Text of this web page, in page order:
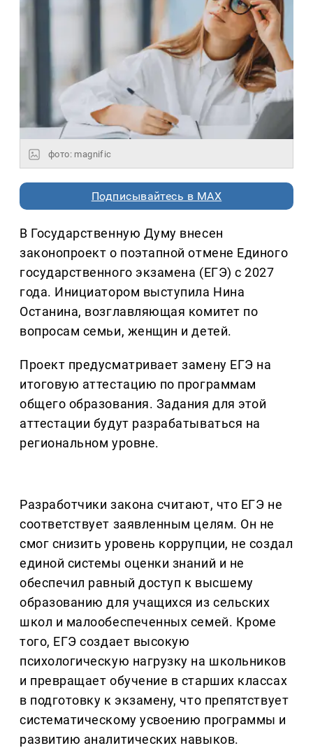
фото: magnific
Подписывайтесь в MAX
В Государственную Думу внесен
законопроект о поэтапной отмене Единого
государственного экзамена (ЕГЭ) с 2027
года. Инициатором выступила Нина
Останина, возглавляющая комитет по
вопросам семьи, женщин и детей.
Проект предусматривает замену ЕГЭ на
итоговую аттестацию по программам
общего образования. Задания для этой
аттестации будут разрабатываться на
региональном уровне.
Разработчики закона считают, что ЕГЭ не
соответствует заявленным целям. Он не
смог снизить уровень коррупции, не создал
единой системы оценки знаний и не
обеспечил равный доступ к высшему
образованию для учащихся из сельских
школ и малообеспеченных семей. Кроме
того, ЕГЭ создает высокую
психологическую нагрузку на школьников
и превращает обучение в старших классах
в подготовку к экзамену, что препятствует
систематическому усвоению программы и
развитию аналитических навыков.